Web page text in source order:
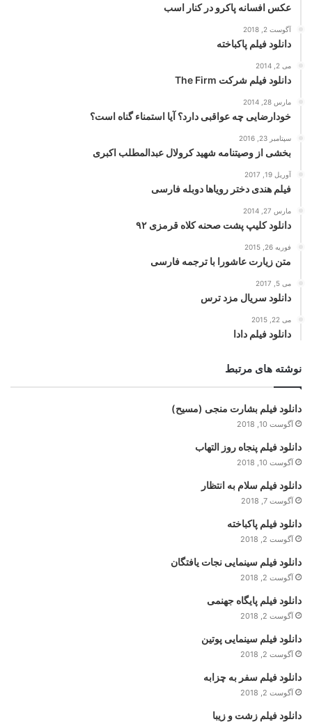
عکس افسانه پاکرو در کنار اسب
آگوست 2, 2018
دانلود فیلم پاکباخته
می 2, 2014
دانلود فیلم شرکت The Firm
مارس 28, 2014
خودارضایی چه عواقبی دارد؟ آیا استمناء گناه است؟
سپتامبر 23, 2016
بخشی از وصیتنامه شهید کرولال عبدالمطلب اکبری
آوریل 19, 2017
فیلم هندی دختر رویاها دوبله فارسی
مارس 27, 2014
دانلود کلیپ پشت صحنه کلاه قرمزی ۹۲
فوریه 26, 2015
متن زیارت عاشورا با ترجمه فارسی
می 5, 2017
دانلود سریال مزد ترس
می 22, 2015
دانلود فیلم دادا
نوشته های مرتبط
دانلود فیلم بشارت منجی (مسیح)
آگوست 10, 2018
دانلود فیلم پنجاه روز التهاب
آگوست 10, 2018
دانلود فیلم سلام به انتظار
آگوست 7, 2018
دانلود فیلم پاکباخته
آگوست 2, 2018
دانلود فیلم سینمایی نجات یافتگان
آگوست 2, 2018
دانلود فیلم پایگاه جهنمی
آگوست 2, 2018
دانلود فیلم سینمایی پوتین
آگوست 2, 2018
دانلود فیلم سفر به چزابه
آگوست 2, 2018
دانلود فیلم زشت و زیبا